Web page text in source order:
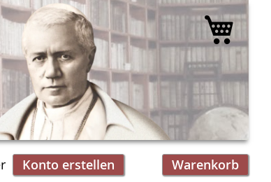
Warenkorb
Konto erstellen
Mein